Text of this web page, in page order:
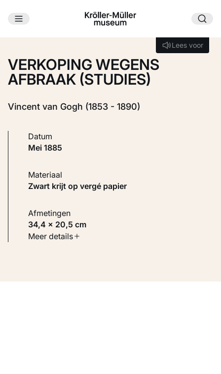
Ga naar hoofdinhoud
Lees voor
Lees voor
VERKOPING WEGENS
AFBRAAK (STUDIES)
Vincent van Gogh (1853 - 1890)
Datum
mei 1885
Materiaal
Zwart krijt op vergé papier
Afmetingen
34,4 × 20,5 cm
Soort werk
Meer details